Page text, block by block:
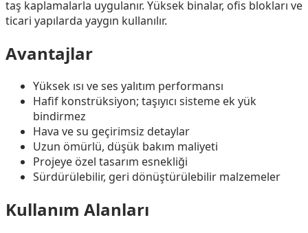
taş kaplamalarla uygulanır. Yüksek binalar, ofis blokları ve
ticari yapılarda yaygın kullanılır.
Avantajlar
Yüksek ısı ve ses yalıtım performansı
Hafif konstrüksiyon; taşıyıcı sisteme ek yük
bindirmez
Hava ve su geçirimsiz detaylar
Uzun ömürlü, düşük bakım maliyeti
Projeye özel tasarım esnekliği
Sürdürülebilir, geri dönüştürülebilir malzemeler
Kullanım Alanları